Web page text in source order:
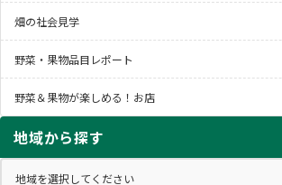
畑の社会見学
野菜・果物品目レポート
野菜＆果物が楽しめる！お店
地域から探す